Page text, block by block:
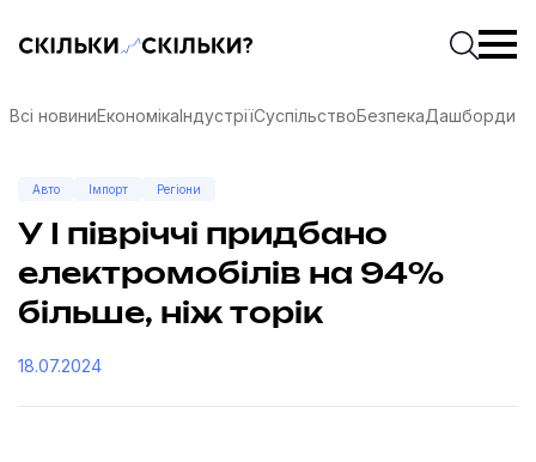
Скільки-скільки? — Медіа про суспільні даніПочати
Всі новиниЕкономікаІндустріїСуспільствоБезпекаДашборди
Авто Імпорт Регіони
У І півріччі придбано
електромобілів на 94%
більше, ніж торік
18.07.2024